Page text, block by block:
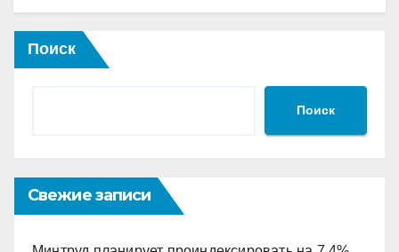
Поиск
Поиск
Свежие записи